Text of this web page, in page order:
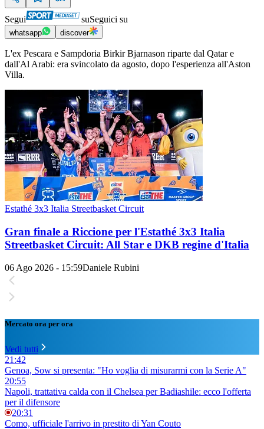
Segui suSeguici su
whatsapp discover
L'ex Pescara e Sampdoria Birkir Bjarnason riparte dal Qatar e
dall'Al Arabi: era svincolato da agosto, dopo l'esperienza all'Aston
Villa.
Estathé 3x3 Italia Streetbasket Circuit
Gran finale a Riccione per l'Estathé 3x3 Italia
Streetbasket Circuit: All Star e DKB regine d'Italia
06 Ago 2026 - 15:59Daniele Rubini
Mercato ora per ora
Vedi tutti
21:42
Genoa, Sow si presenta: "Ho voglia di misurarmi con la Serie A"
20:55
Napoli, trattativa calda con il Chelsea per Badiashile: ecco l'offerta
per il difensore
20:31
Como, ufficiale l'arrivo in prestito di Yan Couto